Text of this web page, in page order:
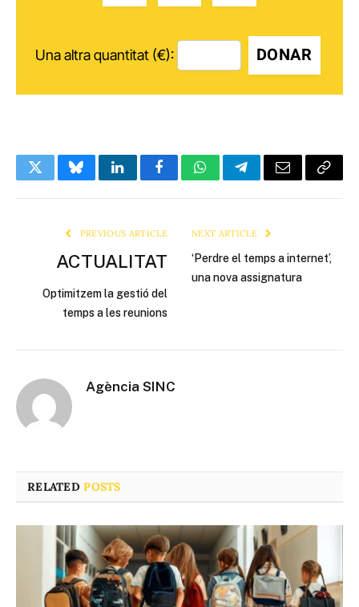
Una altra quantitat (€): DONAR
TwitterBlueskyLinkedInFacebookWhatsAppTelegramEmail Copy
PREVIOUS ARTICLE
ACTUALITAT
Optimitzem la gestió del
temps a les reunions
NEXT ARTICLE
‘Perdre el temps a internet’,
una nova assignatura
Agència SINC
RELATEDPOSTS